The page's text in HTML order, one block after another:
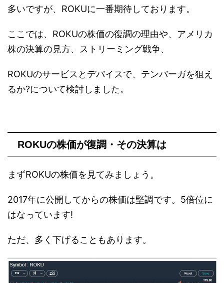
多いですが、ROKUに一番期待しております。
ここでは、ROKUの株価の復調の理由や、アメリカ
株の決算の見方、ストリーミング戦争、
ROKUのサービスとデバイスで、テンバーガを狙え
るか?について検討しました。
ROKUの株価が復調・その決算は
まずROKUの株価を見てみましょう。
2017年に公開してからの株価は堅調です。5倍位に
はなっています!
ただ、多く下げることもあります。